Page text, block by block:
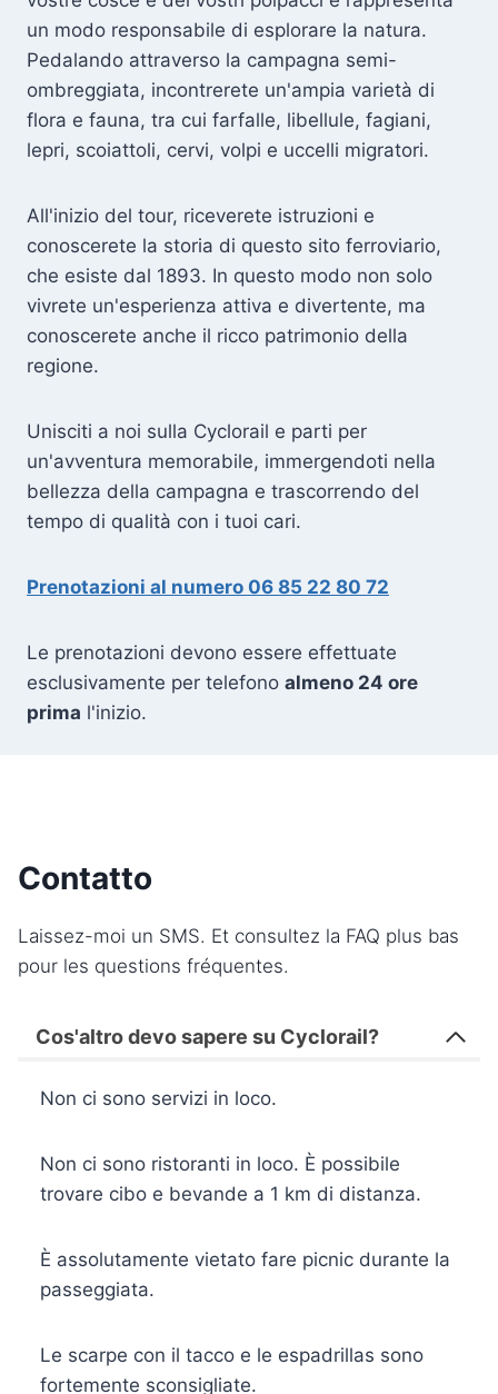
un modo responsabile di esplorare la natura.
Pedalando attraverso la campagna semi-
ombreggiata, incontrerete un'ampia varietà di
flora e fauna, tra cui farfalle, libellule, fagiani,
lepri, scoiattoli, cervi, volpi e uccelli migratori.
All'inizio del tour, riceverete istruzioni e
conoscerete la storia di questo sito ferroviario,
che esiste dal 1893. In questo modo non solo
vivrete un'esperienza attiva e divertente, ma
conoscerete anche il ricco patrimonio della
regione.
Unisciti a noi sulla Cyclorail e parti per
un'avventura memorabile, immergendoti nella
bellezza della campagna e trascorrendo del
tempo di qualità con i tuoi cari.
Prenotazioni al numero 06 85 22 80 72
Le prenotazioni devono essere effettuate
esclusivamente per telefono almeno 24 ore
prima l'inizio.
Contatto
Laissez-moi un SMS. Et consultez la FAQ plus bas
pour les questions fréquentes.
Cos'altro devo sapere su Cyclorail?
Non ci sono servizi in loco.
Non ci sono ristoranti in loco. È possibile
trovare cibo e bevande a 1 km di distanza.
È assolutamente vietato fare picnic durante la
passeggiata.
Le scarpe con il tacco e le espadrillas sono
fortemente sconsigliate.